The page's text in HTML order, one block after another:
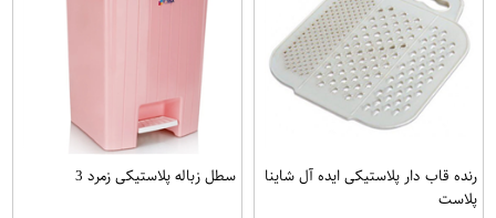
رنده قاب دار پلاستیکی ایده آل شاینا
پلاست
سطل زباله پلاستیکی زمرد 3